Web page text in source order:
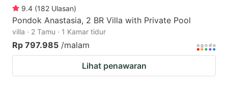
9.4 (182 Ulasan)
Pondok Anastasia, 2 BR Villa with Private Pool
villa · 2 Tamu · 1 Kamar tidur
Rp 797.985 /malam
Lihat penawaran